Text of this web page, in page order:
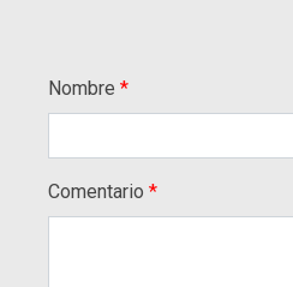
Nombre
Comentario